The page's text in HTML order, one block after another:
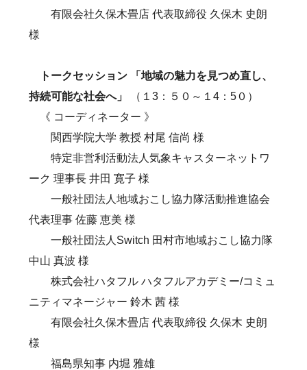
有限会社久保木畳店 代表取締役 久保木 史朗
様
トークセッション 「地域の魅力を見つめ直し、
持続可能な社会へ」
（１3：５０～１4：5０）
《 コーディネーター 》
関西学院大学 教授 村尾 信尚 様
特定非営利活動法人気象キャスターネットワ
ーク 理事長 井田 寛子 様
一般社団法人地域おこし協力隊活動推進協会
代表理事 佐藤 恵美 様
一般社団法人Switch 田村市地域おこし協力隊
中山 真波 様
株式会社ハタフル ハタフルアカデミー/コミュ
ニティマネージャー 鈴木 茜 様
有限会社久保木畳店 代表取締役 久保木 史朗
様
​ 福島県知事 内堀 雅雄